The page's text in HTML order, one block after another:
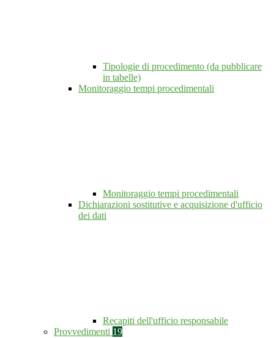
Tipologie di procedimento (da pubblicare
in tabelle)
Monitoraggio tempi procedimentali
Monitoraggio tempi procedimentali
Dichiarazioni sostitutive e acquisizione d'ufficio
dei dati
Recapiti dell'ufficio responsabile
Provvedimenti 19